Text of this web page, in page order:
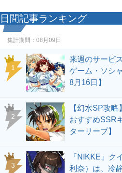
日間記事ランキング
集計期間： 08月09日
1
来週のサービ
ゲーム・ソシ
8月16日】
2
【幻水SP攻
おすすめSSR
ターリープ】
3
『NIKKE』ク
利奈）は、冷